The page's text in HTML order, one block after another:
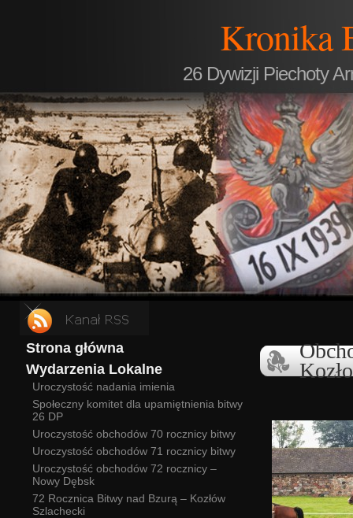
Kronika
26 Dywizji Piechoty
Strona główna
Wydarzenia Lokalne
Uroczystość nadania imienia
Społeczny komitet dla upamiętnienia bitwy
26 DP
Uroczystość obchodów 70 rocznicy bitwy
Uroczystość obchodów 71 rocznicy bitwy
Uroczystość obchodów 72 rocznicy –
Nowy Dębsk
72 Rocznica Bitwy nad Bzurą – Kozłów
Szlachecki